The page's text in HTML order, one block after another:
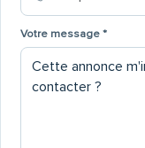
Votre message *